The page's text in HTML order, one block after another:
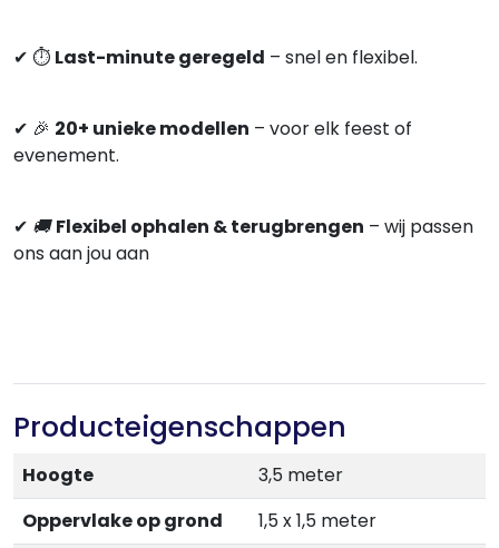
✔ ⏱ Last-minute geregeld – snel en flexibel.
✔ 🎉 20+ unieke modellen – voor elk feest of
evenement.
✔ 🚚 Flexibel ophalen & terugbrengen – wij passen
ons aan jou aan
Producteigenschappen
Hoogte
3,5 meter
Oppervlake op grond
1,5 x 1,5 meter